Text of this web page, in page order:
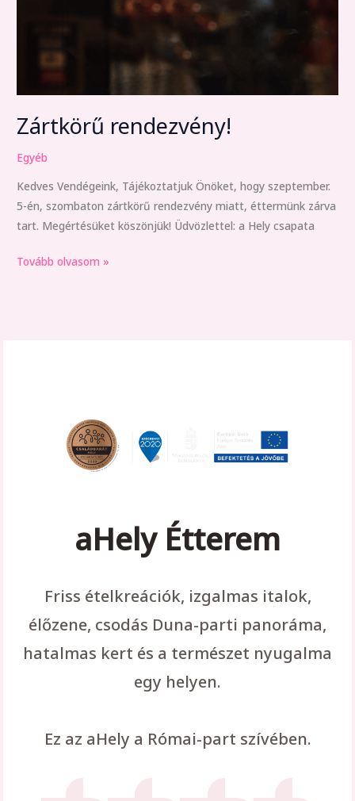
Zártkörű rendezvény!
Egyéb
Kedves Vendégeink, Tájékoztatjuk Önöket, hogy szeptember.
5-én, szombaton zártkörű rendezvény miatt, éttermünk zárva
tart. Megértésüket köszönjük! Üdvözlettel: a Hely csapata
Tovább olvasom »
aHely Étterem
Friss ételkreációk, izgalmas italok,
élőzene, csodás Duna-parti panoráma,
hatalmas kert és a természet nyugalma
egy helyen.
Ez az aHely a Római-part szívében.